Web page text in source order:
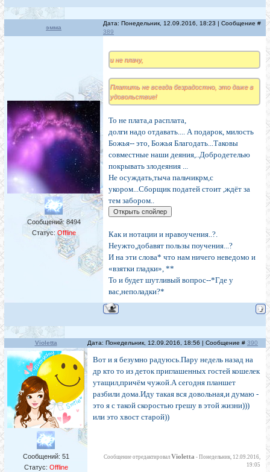
эмма
Дата: Понедельник, 12.09.2016, 18:23 | Сообщение #
389
Сообщений:8494
Статус: Offline
и не плачу,
Платить не всегда безрадостно, это даже в
удовольствие!
То не плата,а расплата,
долги надо отдавать.... А подарок, милость
Божья-- это, Божья Благодать...Таковы
совместные наши деяния,..Добродетелью
покрывать злодеяния ...
Не осуждать,тыча пальчикрм,с
укором...Сборщик податей стоит ,ждёт за
тем забором..
Как и нотации и нравоучения..?.
Неужто,добавят пользы поучения...?
И на эти слова* что нам ничего неведомо и
«взятки гладки», **
То и будет шутливый вопрос--*Где у
вас,неполадки?*
Violetta Дата: Понедельник, 12.09.2016, 18:56 | Сообщение # 390
Сообщений: 51
Статус: Offline
Вот и я безумно радуюсь.Пару недель назад на
др кто то из деток приглашенных гостей кошелек
утащил,причём чужой.А сегодня планшет
разбили дома.Иду такая вся довольная,и думаю -
это я с такой скоростью грешу в этой жизни)))
или это хвост старой))
Сообщение отредактировал Violetta - Понедельник, 12.09.2016,
19:05